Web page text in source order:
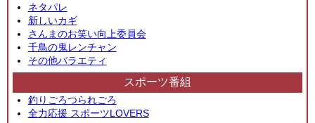
ネタパレ
新しいカギ
さんまのお笑い向上委員会
千鳥の鬼レンチャン
その他バラエティ
スポーツ番組
釣りごろつられごろ
全力応援 スポーツLOVERS